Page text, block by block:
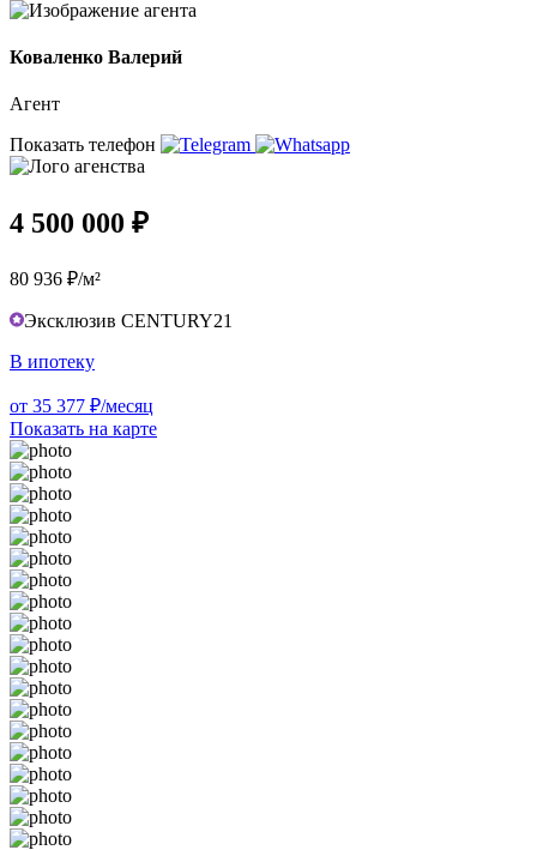
Коваленко Валерий
Агент
Показать телефон
4 500 000 ₽
80 936 ₽/м²
Эксклюзив CENTURY21
В ипотеку
от 35 377 ₽/месяц
Показать на карте